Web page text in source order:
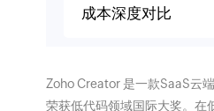
成本深度对比
Zoho Creator 是一款SaaS云
荣获低代码领域国际大奖。在